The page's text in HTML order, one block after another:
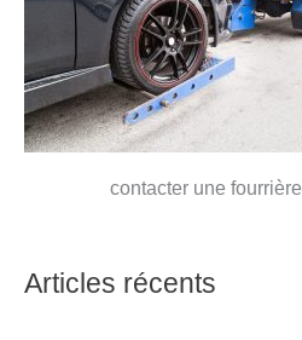
contacter une fourrière
Articles récents